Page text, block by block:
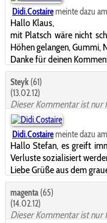
Didi.Costairemeinte dazu
Hallo Klaus,
mit Platsch wäre nicht
Höhen gelangen,
Danke für deinen
Steyk (61)
(13.02.12)
Dieser Kommentar ist nur
Didi.Costairemeinte dazu
Hallo Stefan, es greift
Verluste sozialisiert
Liebe Grüße aus dem
magenta (65)
(14.02.12)
Dieser Kommentar ist nur